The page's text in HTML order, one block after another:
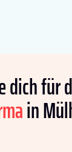
dich für
in